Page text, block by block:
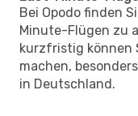
Bei Opodo finden
Minute-Flügen zu
kurzfristig können
machen,
in Deutschland.